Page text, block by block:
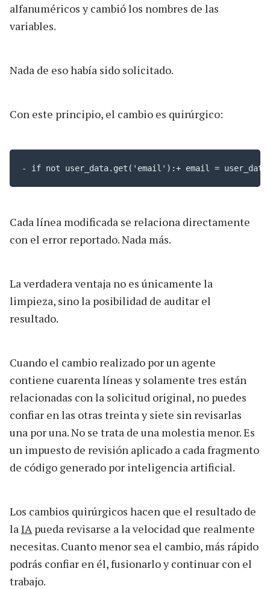
alfanuméricos y cambió los nombres de las
variables.
Nada de eso había sido solicitado.
Con este principio, el cambio es quirúrgico:
- if not user_data.get('email'):+ email =
Cada línea modificada se relaciona directamente
con el error reportado. Nada más.
La verdadera ventaja no es únicamente la
limpieza, sino la posibilidad de auditar el
resultado.
Cuando el cambio realizado por un agente
contiene cuarenta líneas y solamente tres están
relacionadas con la solicitud original, no puedes
confiar en las otras treinta y siete sin revisarlas
una por una. No se trata de una molestia menor. Es
un impuesto de revisión aplicado a cada fragmento
de código generado por inteligencia artificial.
Los cambios quirúrgicos hacen que el resultado de
laIApueda revisarse a la velocidad que realmente
necesitas. Cuanto menor sea el cambio, más rápido
podrás confiar en él, fusionarlo y continuar con el
trabajo.